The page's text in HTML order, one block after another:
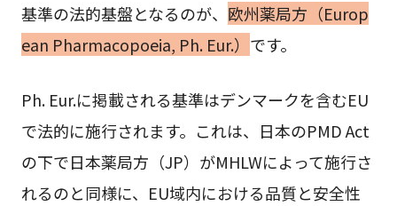
基準の法的基盤となるのが、 欧州薬局方（Europ
ean Pharmacopoeia, Ph. Eur.） です。
Ph. Eur.に掲載される基準はデンマークを含むEU
で法的に施行されます。これは、日本のPMD Act
の下で日本薬局方（JP）がMHLWによって施行さ
れるのと同様に、EU域内における品質と安全性